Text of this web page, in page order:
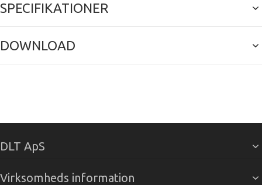
SPECIFIKATIONER
DOWNLOAD
DLT ApS
Virksomheds information